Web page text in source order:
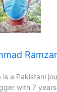
is a Pakistani
with 7